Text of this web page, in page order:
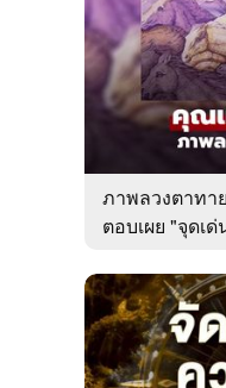
ภาพลวงตาทา
ตอบเผย "จุดเ